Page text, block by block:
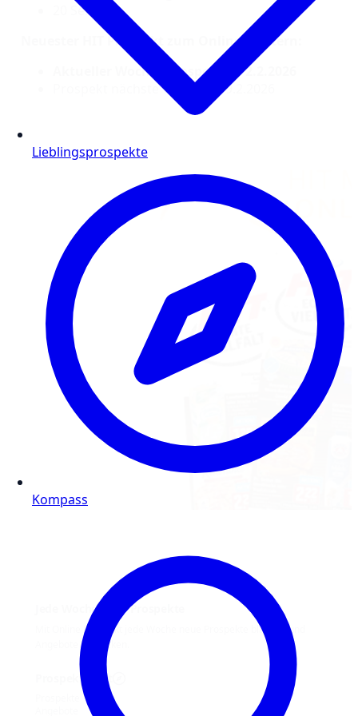
20 Seiten
Neuester HIT Prospekt zum Online Blättern:
Aktueller Wochenprospekt ab 2.2.2026
Prospekt nächste Woche ab 9.2.2026
Jede Woche neue Prospekte
Mit Online Prospekt jede Woche neue Prospekte blättern und
Angebote entdecken.
Prospekt-Welt
Lieblingsprospekte
Kompass